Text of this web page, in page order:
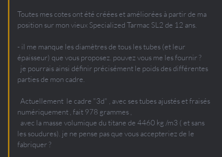
Toutes mes cotes ont été créées et améliorées à partir de ma
position sur mon vieux Specialized Tarmac SL2 de 12 ans.
- il me manque les diamètres de tous les tubes (et leur
épaisseur) que vous proposez. pouvez vous me les fournir ?
je pourrais ainsi définir précisément le poids des différentes
parties de mon cadre.
Actuellement le cadre "3d" , avec ses tubes ajustés et fraisés
numériquement , fait 978 grammes ,
avec la masse volumique du titane de 4460 kg /m3 ( et sans
les soudures). je ne pense pas que vous accepteriez de le
fabriquer ?